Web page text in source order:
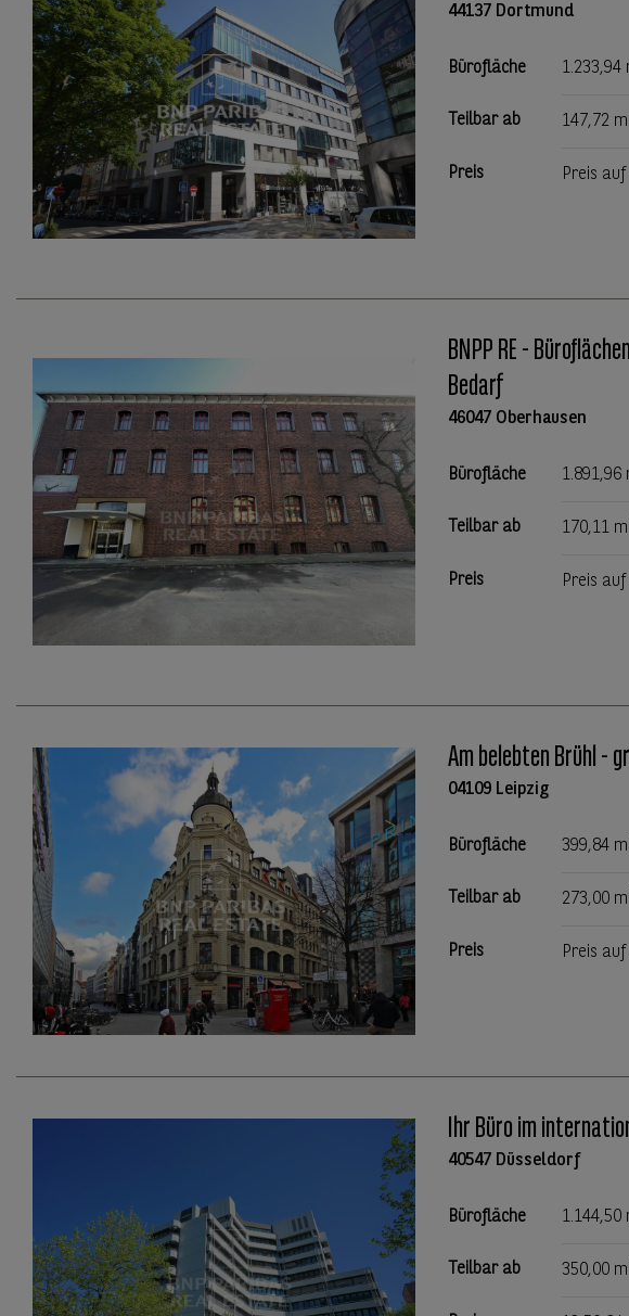
44137 Dortmund
Bürofläche 1.233,94
Teilbar ab 147,72 m
Preis Preis
BNPP RE -
Bedarf
46047 Oberhausen
Bürofläche 1.891,96
Teilbar ab 170,11 m
Preis Preis
Am belebten Brühl -
04109 Leipzig
Bürofläche 399,84 m
Teilbar ab 273,00 m
Preis Preis
Ihr Büro im
40547 Düsseldorf
Bürofläche 1.144,50
Teilbar ab 350,00 m